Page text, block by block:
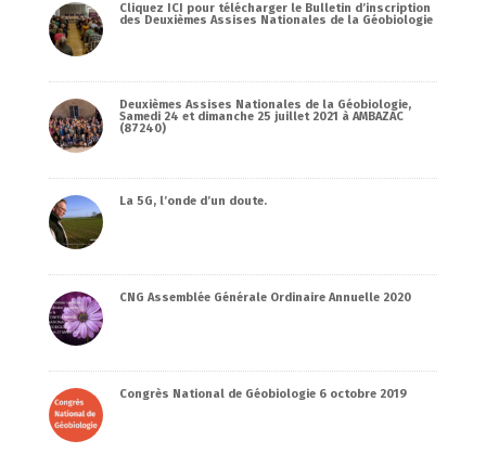
Cliquez ICI pour télécharger le Bulletin d’inscription
des Deuxièmes Assises Nationales de la Géobiologie
Deuxièmes Assises Nationales de la Géobiologie,
Samedi 24 et dimanche 25 juillet 2021 à AMBAZAC
(87240)
La 5G, l’onde d’un doute.
CNG Assemblée Générale Ordinaire Annuelle 2020
Congrès National de Géobiologie 6 octobre 2019